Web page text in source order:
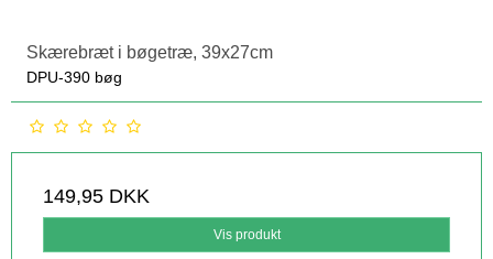
Skærebræt i bøgetræ, 39x27cm
DPU-390 bøg
149,95 DKK
Vis produkt